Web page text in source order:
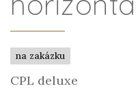
na zakázku
CPL deluxe